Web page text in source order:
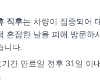
직후는 차량이 집중되어
혼잡한 날을 피해 방문하
니다.
간 만료일 전후 31일 이